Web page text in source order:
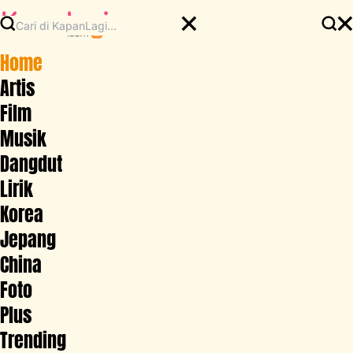
Home
Artis
Film
Musik
Dangdut
Lirik
Korea
Jepang
China
Foto
Plus
Trending